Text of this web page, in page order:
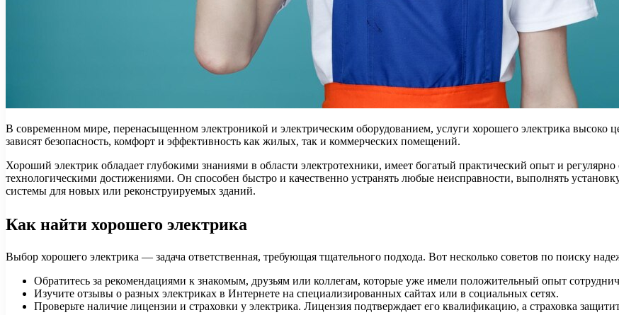
В современном мире, перенасыщенном электроникой и электрическим оборудованием, услуги хорошего электрика высоко
зависят безопасность, комфорт и эффективность как жилых, так и коммерческих помещений.
Хороший электрик обладает глубокими знаниями в области электротехники, имеет богатый практический опыт и
технологическими достижениями. Он способен быстро и качественно устранять любые неисправности, выполнять
системы для новых или реконструируемых зданий.
Как найти хорошего электрика
Выбор хорошего электрика — задача ответственная, требующая тщательного подхода. Вот несколько советов по поиску
Обратитесь за рекомендациями к знакомым, друзьям или коллегам, которые уже имели положительный опыт
Изучите отзывы о разных электриках в Интернете на специализированных сайтах или в социальных сетях.
Проверьте наличие лицензии и страховки у электрика. Лицензия подтверждает его квалификацию, а страховка